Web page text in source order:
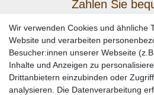
Zahlen Sie
Wir verwenden Cookies und ähnliche
Website und verarbeiten
Besucher:innen unserer Webseite
Inhalte und Anzeigen zu
Drittanbietern einzubinden oder
analysieren. Die Datenverarbeitung